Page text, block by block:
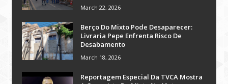
March 22, 2026
Berço Do Mixto Pode Desaparecer:
Livraria Pepe Enfrenta Risco De
Desabamento
March 18, 2026
Reportagem Especial Da TVCA Mostra